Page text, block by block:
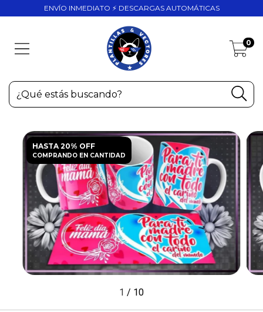
ENVÍO INMEDIATO ⚡ DESCARGAS AUTOMÁTICAS
0
HASTA 20% OFF
COMPRANDO EN CANTIDAD
1 / 10